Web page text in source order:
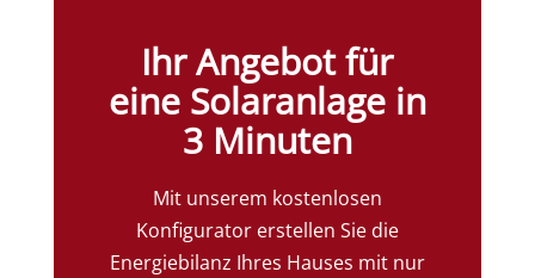
Ihr Angebot für
eine Solaranlage in
3 Minuten
Mit unserem kostenlosen
Konfigurator erstellen Sie die
Energiebilanz Ihres Hauses mit nur